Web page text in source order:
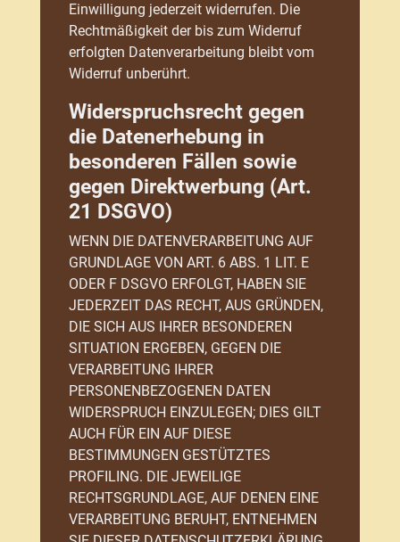
Einwilligung jederzeit widerrufen. Die
Rechtmäßigkeit der bis zum Widerruf
erfolgten Datenverarbeitung bleibt vom
Widerruf unberührt.
Widerspruchsrecht gegen
die Datenerhebung in
besonderen Fällen sowie
gegen Direktwerbung (Art.
21 DSGVO)
WENN DIE DATENVERARBEITUNG AUF
GRUNDLAGE VON ART. 6 ABS. 1 LIT. E
ODER F DSGVO ERFOLGT, HABEN SIE
JEDERZEIT DAS RECHT, AUS GRÜNDEN,
DIE SICH AUS IHRER BESONDEREN
SITUATION ERGEBEN, GEGEN DIE
VERARBEITUNG IHRER
PERSONENBEZOGENEN DATEN
WIDERSPRUCH EINZULEGEN; DIES GILT
AUCH FÜR EIN AUF DIESE
BESTIMMUNGEN GESTÜTZTES
PROFILING. DIE JEWEILIGE
RECHTSGRUNDLAGE, AUF DENEN EINE
VERARBEITUNG BERUHT, ENTNEHMEN